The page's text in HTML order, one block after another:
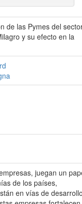
de las Pymes del
y su efecto en la
juegan un
de los países,
en vías de